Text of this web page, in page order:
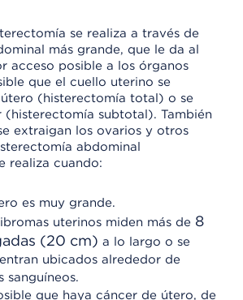
se realiza a través de
más grande, que le da al
acceso posible a los órganos
que el cuello uterino se
(histerectomía total) o se
(histerectomía subtotal). También
extraigan los ovarios y otros
abdominal
realiza cuando:
es muy grande.
uterinos miden más de 8
(20 cm) a lo largo o se
ubicados alrededor de
sanguíneos.
que haya cáncer de útero, de